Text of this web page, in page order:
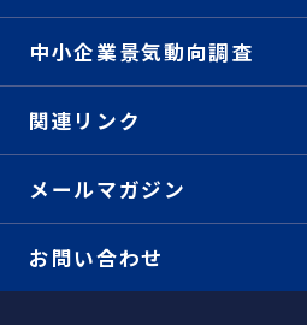
中小企業景気動向調査
関連リンク
メールマガジン
お問い合わせ